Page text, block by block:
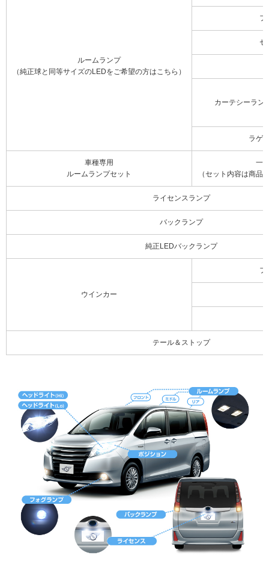
ルームランプ
（純正球と同等サイズのLEDをご希望の方はこちら）
フ
セ
カーテシーラン
ラゲ
車種専用
ルームランプセット
一
（セット内容は商品
ライセンスランプ
バックランプ
純正LEDバックランプ
ウインカー
フ
テール＆ストップ